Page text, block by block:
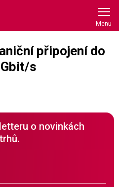
připojení do
s
o novinkách